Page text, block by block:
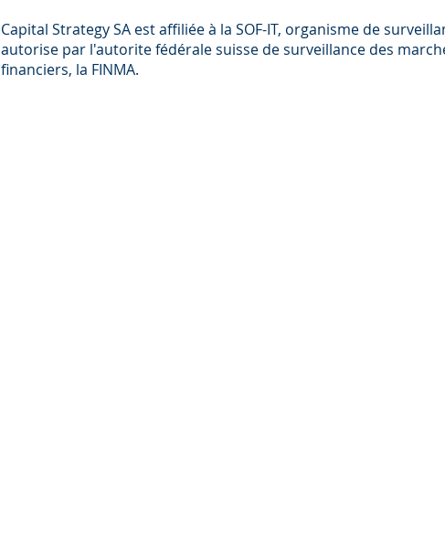
Capital Strategy SA est affiliée à la SOF-IT, organisme de
autorise par l'autorite fédérale suisse de surveillance des
financiers, la FINMA.